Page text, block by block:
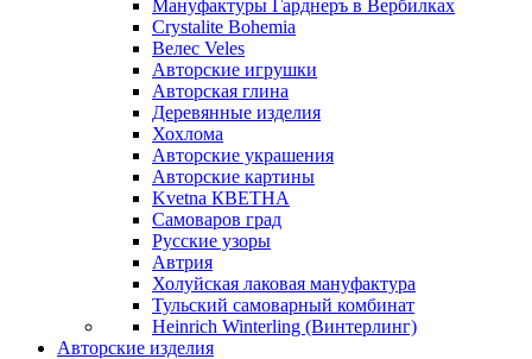
Мануфактуры Гарднеръ в Вербилках
Crystalite Bohemia
Велес Veles
Авторские игрушки
Авторская глина
Деревянные изделия
Хохлома
Авторские украшения
Авторские картины
Kvetna КВЕТНА
Самоваров град
Русские узоры
Автрия
Холуйская лаковая мануфактура
Тульский самоварный комбинат
Heinrich Winterling (Винтерлинг)
Авторские изделия